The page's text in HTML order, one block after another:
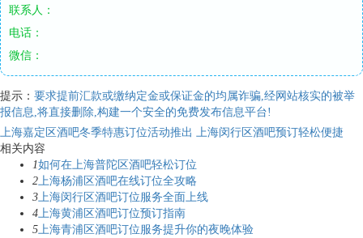
联系人：
电话：
微信：
提示： 要求提前汇款或缴纳定金或保证金的均属诈骗,经网站核实的被举
报信息,将直接删除,构建一个安全的免费发布信息平台!
上海嘉定区酒吧冬季特惠订位活动推出 上海闵行区酒吧预订轻松便捷
相关内容
1如何在上海普陀区酒吧轻松订位
2上海杨浦区酒吧在线订位全攻略
3上海闵行区酒吧订位服务全面上线
4上海黄浦区酒吧订位预订指南
5上海青浦区酒吧订位服务提升你的夜晚体验